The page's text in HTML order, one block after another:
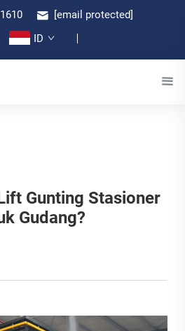
[email protected]
ID
Gunting Stasioner
Gudang?